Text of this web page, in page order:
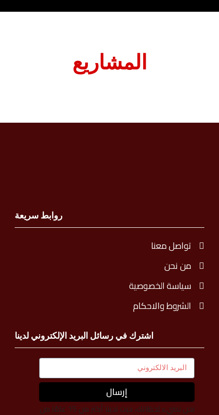
المشاريع
روابط سريعة
تواصل معنا
من نحن
سياسة الخصوصية
الشروط والاحكام
اشترك في رسائل البريد الإلكتروني لدينا
إرسال
نحن نضيء لحظاتك، حيث لدينا أكثر من 15 عامًا من